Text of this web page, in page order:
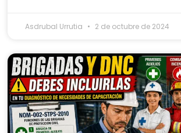
Asdrubal Urrutia 2 de octubre de 2024